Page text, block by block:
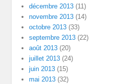
décembre 2013 (11)
novembre 2013 (14)
octobre 2013 (33)
septembre 2013 (22)
août 2013 (20)
juillet 2013 (24)
juin 2013 (15)
mai 2013 (32)